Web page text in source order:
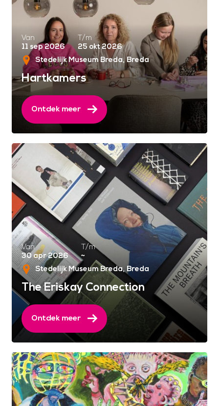
Van
11 sep 2026
T/m
25 okt 2026
Stedelijk Museum Breda Breda
Hartkamers
Ontdek meer
Van
30 apr 2026
T/m
~
Stedelijk Museum Breda Breda
The Eriskay Connection
Ontdek meer